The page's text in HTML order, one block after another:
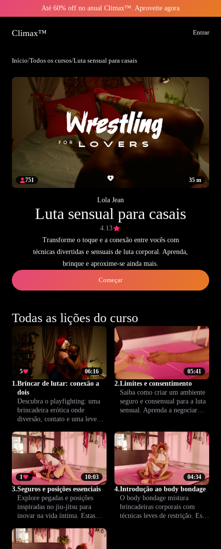
Até 60% off no anual Climax™. Aproveite agora
Climax™ Entrar
Início/Todos os cursos/Luta sensual para casais
35 m
751
Lola Jean
Luta sensual para casais
4.13
Transforme o toque e a conexão entre vocês com
técnicas divertidas e sensuais de luta corporal. Aprenda,
brinque e aproxime-se ainda mais.
Começar
Todas as lições do curso
06:16
5
1.Brincar de lutar: conexão a
dois
Descubra o playfighting: uma
brincadeira erótica onde
diversão, contato e uma leve
Perfeito para casais que querem
aumentar a conexão, apimentar
e trazer mais intimidade para a
05:41
2.Limites e consentimento
Saiba como criar um ambiente
seguro e consensual para a luta
sensual. Aprenda a negociar
protegida para todos os
envolvidos.
10:03
1
3.Seguros e posições essenciais
Explore pegadas e posições
inspiradas no jiu-jitsu para
inovar na vida íntima. Estas
conexão, confiança e tornam
cada momento a dois mais
04:34
4.Introdução ao body bondage
O body bondage mistura
brincadeiras corporais com
técnicas leves de restrição. Essa